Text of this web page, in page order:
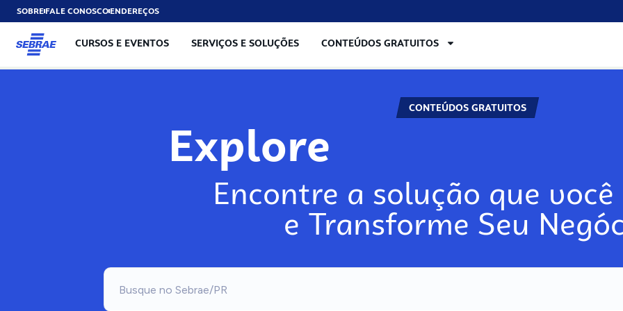
SOBREFALE CONOSCOENDEREÇOS
CURSOS E EVENTOS SERVIÇOS E SOLUÇÕES CONTEÚDOS GRATUITOS
CONTEÚDOS GRATUITOS
Explore
Encontre a solução que você
e Transforme Seu